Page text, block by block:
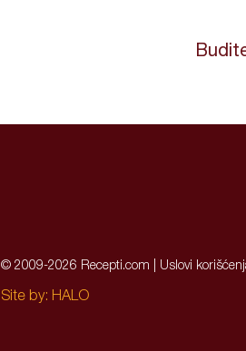
© 2009-2026 Recepti.com | Uslovi
Site by: HALO